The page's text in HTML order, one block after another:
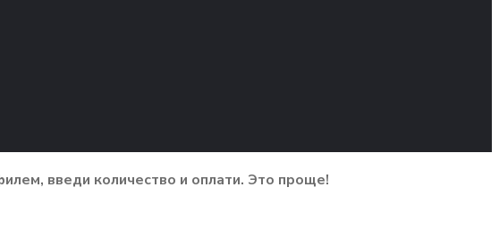
введи количество и оплати. Это проще!